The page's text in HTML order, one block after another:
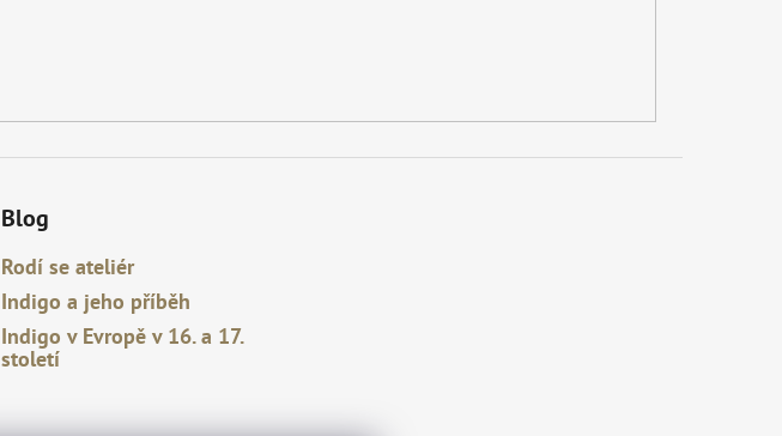
Blog
Rodí se ateliér
Indigo a jeho příběh
Indigo v Evropě v 16. a 17.
století